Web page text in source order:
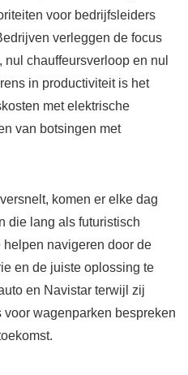
voor bedrijfsleiders
verleggen de focus
chauffeursverloop en nul
in productiviteit is het
met elektrische
van botsingen met
komen er elke dag
die lang als futuristisch
navigeren door de
en de juiste oplossing te
en Navistar terwijl zij
wagenparken bespreken